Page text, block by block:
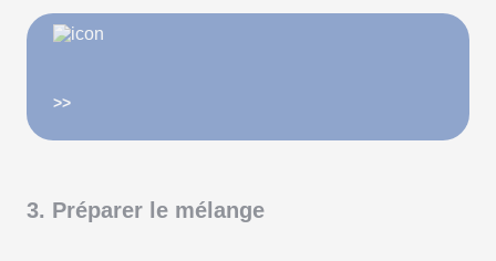
>>
3. Préparer le mélange